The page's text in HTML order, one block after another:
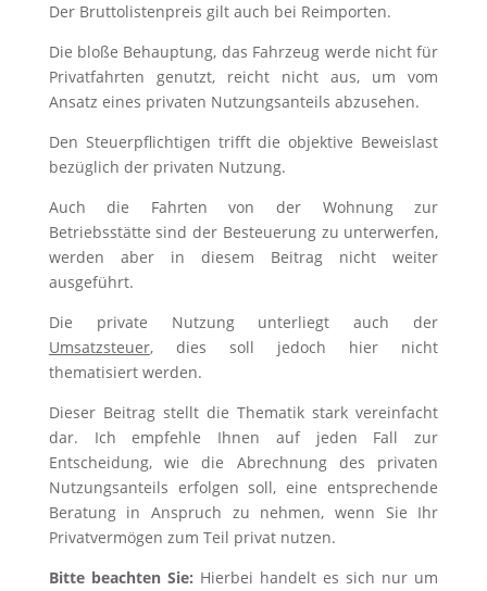
Der Bruttolistenpreis gilt auch bei Reimporten.
Die bloße Behauptung, das Fahrzeug werde nicht für
Privatfahrten genutzt, reicht nicht aus, um vom
Ansatz eines privaten Nutzungsanteils abzusehen.
Den Steuerpflichtigen trifft die objektive Beweislast
bezüglich der privaten Nutzung.
Auch die Fahrten von der Wohnung zur
Betriebsstätte sind der Besteuerung zu unterwerfen,
werden aber in diesem Beitrag nicht weiter
ausgeführt.
Die private Nutzung unterliegt auch der
Umsatzsteuer, dies soll jedoch hier nicht
thematisiert werden.
Dieser Beitrag stellt die Thematik stark vereinfacht
dar. Ich empfehle Ihnen auf jeden Fall zur
Entscheidung, wie die Abrechnung des privaten
Nutzungsanteils erfolgen soll, eine entsprechende
Beratung in Anspruch zu nehmen, wenn Sie Ihr
Privatvermögen zum Teil privat nutzen.
Bitte beachten Sie: Hierbei handelt es sich nur um